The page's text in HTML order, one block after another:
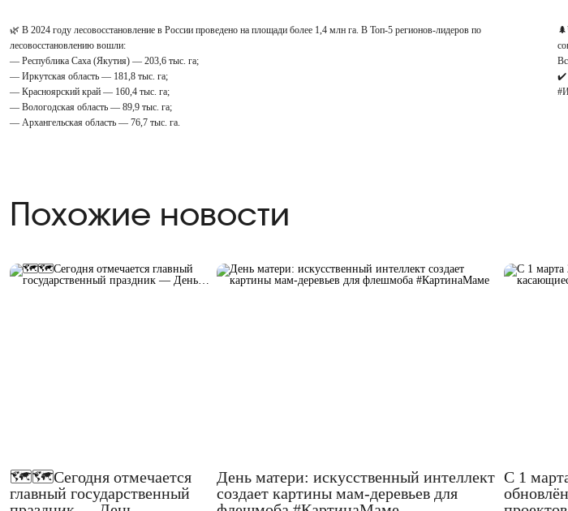
🌿 В 2024 году лесовосстановление в России проведено на площади более 1,4 млн га. В Топ-5 регионов-лидеров по
лесовосстановлению вошли:
— Республика Саха (Якутия) — 203,6 тыс. га;
— Иркутская область — 181,8 тыс. га;
— Красноярский край — 160,4 тыс. га;
— Вологодская область — 89,9 тыс. га;
— Архангельская область — 76,7 тыс. га.
✔️
Похожие новости
🗺🗺Сегодня отмечается
главный государственный
День матери: искусственный интеллект
создает картины мам‑деревьев для
С 1